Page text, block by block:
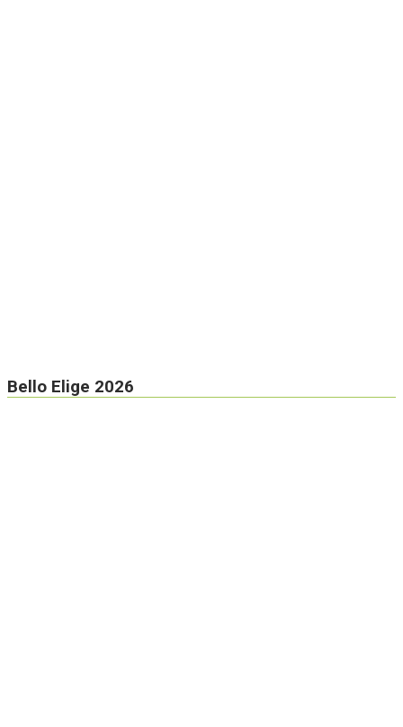
Bello Elige 2026